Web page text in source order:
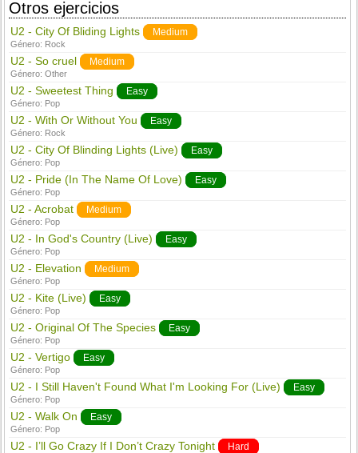
Otros ejercicios
U2 - City Of Bliding Lights Medium
Género: Rock
U2 - So cruel Medium
Género:Other
U2 - Sweetest Thing Easy
Género: Pop
U2 - With Or Without You Easy
Género: Rock
U2 - City Of Blinding Lights (Live) Easy
Género: Pop
U2 - Pride (In The Name Of Love) Easy
Género: Pop
U2 - Acrobat Medium
Género: Pop
U2 - In God's Country (Live) Easy
Género: Pop
U2 - Elevation Medium
Género: Pop
U2 - Kite (Live) Easy
Género: Pop
U2 - Original Of The Species Easy
Género: Pop
U2 - Vertigo Easy
Género: Pop
U2 - I Still Haven't Found What I'm Looking For (Live) Easy
Género: Pop
U2 - Walk On Easy
Género: Pop
U2 - I’ll Go Crazy If I Don’t Crazy Tonight Hard